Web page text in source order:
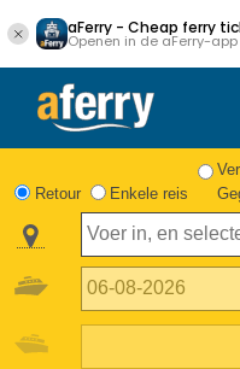
aFerry - Cheap ferry
Openen in de aFerry-app
Retour Enkele reis